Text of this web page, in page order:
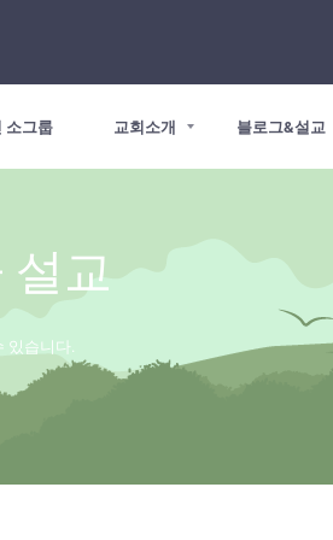
소그룹 교회소개 블로그&설교
설교
있습니다.